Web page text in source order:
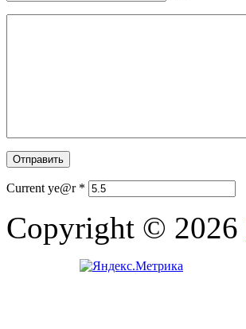
Current ye@r *
Copyright © 2026